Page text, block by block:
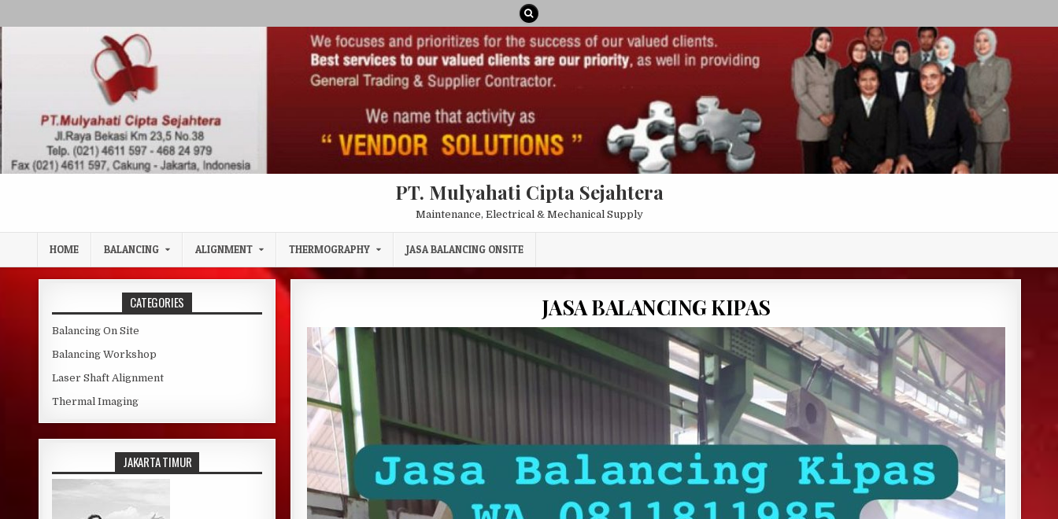
PT. Mulyahati Cipta Sejahtera
Maintenance, Electrical & Mechanical Supply
HOME BALANCING ALIGNMENT THERMOGRAPHY JASA BALANCING ONSITE
JASA BALANCING KIPAS
CATEGORIES
Balancing On Site
Balancing Workshop
Laser Shaft Alignment
Thermal Imaging
JAKARTA TIMUR